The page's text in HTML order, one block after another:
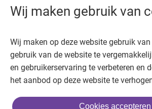
Wij maken gebruik van
Wij maken op deze website gebruik
gebruik van de website te
en gebruikerservaring te verbeteren en
het aanbod op deze website te
Cookies accepteren
Bedankt voor het bezoeken van
Krijg gratis toegang in 30 seconden of log
Adverteren
Copyright © 2026. Uitgeverij Jaap. Alle rechten